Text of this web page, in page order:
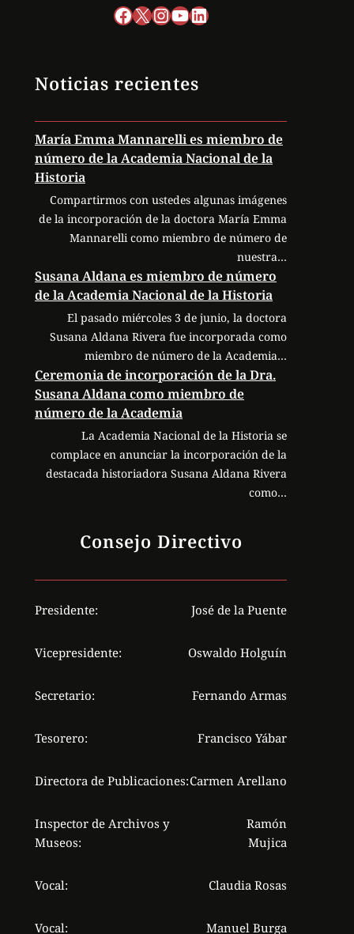
Facebook
X Instagram
YouTube
LinkedIn
Noticias recientes
María Emma Mannarelli es miembro de
número de la Academia Nacional de la
Historia
Compartirmos con ustedes algunas imágenes
de la incorporación de la doctora María Emma
Mannarelli como miembro de número de
nuestra…
Susana Aldana es miembro de número
de la Academia Nacional de la Historia
El pasado miércoles 3 de junio, la doctora
Susana Aldana Rivera fue incorporada como
miembro de número de la Academia…
Ceremonia de incorporación de la Dra.
Susana Aldana como miembro de
número de la Academia
La Academia Nacional de la Historia se
complace en anunciar la incorporación de la
destacada historiadora Susana Aldana Rivera
como…
Consejo Directivo
Presidente: José de la Puente
Vicepresidente: Oswaldo Holguín
Secretario: Fernando Armas
Tesorero: Francisco Yábar
Directora de Publicaciones:Carmen Arellano
Inspector de Archivos y
Museos:
Ramón
Mujica
Vocal: Claudia Rosas
Vocal: Manuel Burga